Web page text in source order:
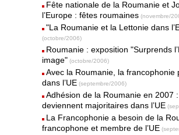
Fête nationale de la Roumanie et
l’Europe : fêtes roumaines (novembre/
"La Roumanie et la Lettonie dans
(octobre/2006)
Roumanie : exposition "Surprends
image" (octobre/2006)
Avec la Roumanie, la francophonie
dans l’UE (septembre/2006)
Adhésion de la Roumanie en 2007
deviennent majoritaires dans l’UE
La Francophonie a besoin de la
francophone et membre de l’UE